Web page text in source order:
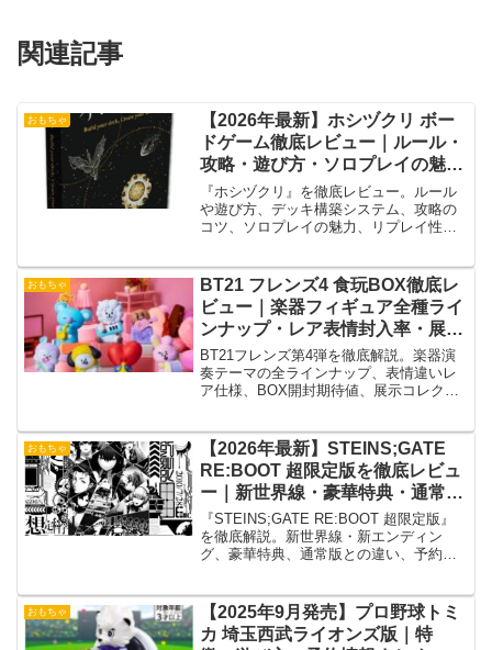
関連記事
おもちゃ
【2026年最新】ホシヅクリ ボー
ドゲーム徹底レビュー｜ルール・
攻略・遊び方・ソロプレイの魅力
を解説
『ホシヅクリ』を徹底レビュー。ルール
や遊び方、デッキ構築システム、攻略の
コツ、ソロプレイの魅力、リプレイ性、
おもちゃ
BT21 フレンズ4 食玩BOX徹底レ
ビュー｜楽器フィギュア全種ライ
ンナップ・レア表情封入率・展示
価値を完全解説
BT21フレンズ第4弾を徹底解説。楽器演
奏テーマの全ラインナップ、表情違いレ
ア仕様、BOX開封期待値、展示コレクシ
おもちゃ
【2026年最新】STEINS;GATE
RE:BOOT 超限定版を徹底レビュ
ー｜新世界線・豪華特典・通常版
との違い・予約特典を完全解説
【Switch2】
『STEINS;GATE RE:BOOT 超限定版』
を徹底解説。新世界線・新エンディン
グ、豪華特典、通常版との違い、予約特
おもちゃ
【2025年9月発売】プロ野球トミ
カ 埼玉西武ライオンズ版｜特